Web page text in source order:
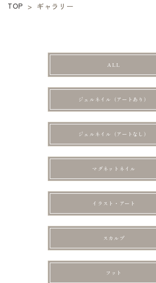
TOP > ギャラリー
ALL
ジェルネイル（アートあり）
ジェルネイル（アートなし）
マグネットネイル
イラスト・アート
スカルプ
フット